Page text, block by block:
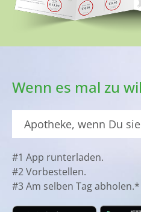
Wenn es mal zu
Apotheke, wenn Du
#1 App runterladen.
#2 Vorbestellen.
#3 Am selben Tag abholen.*